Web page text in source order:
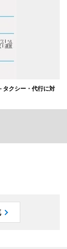
タクシー・代行に対